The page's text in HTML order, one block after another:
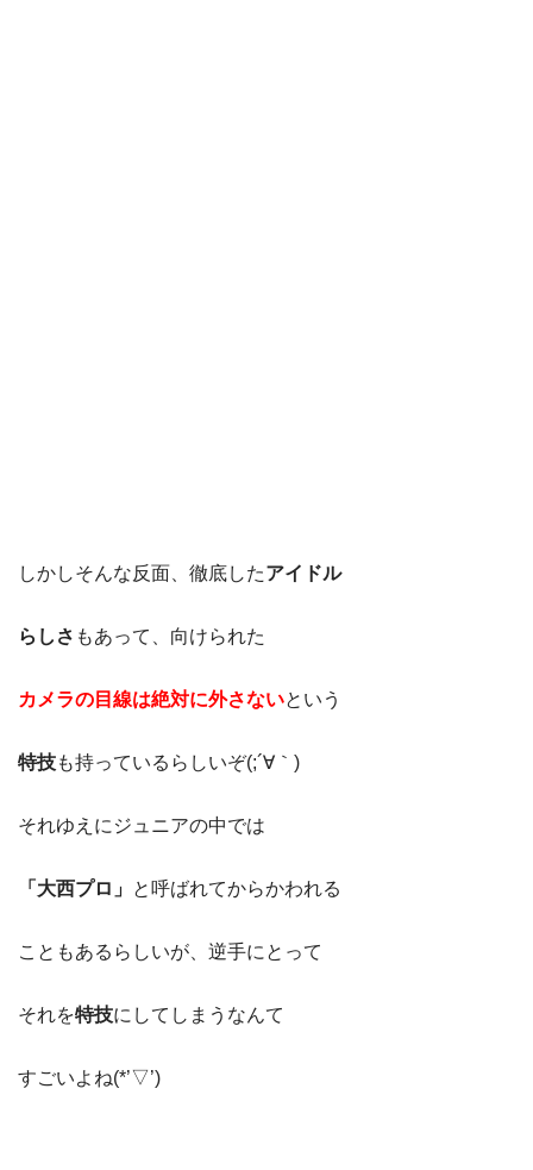
しかしそんな反面、徹底したアイドル
らしさ もあって、向けられた
カメラの目線は絶対に外さないという
特技も持っているらしいぞ(;´∀｀)
それゆえにジュニアの中では
「大西プロ」 と呼ばれてからかわれる
こともあるらしいが、逆手にとって
それを特技にしてしまうなんて
すごいよね(*’▽’)